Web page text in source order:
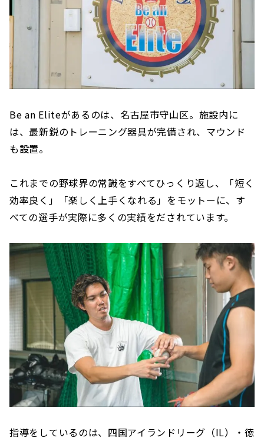
Be an Eliteがあるのは、名古屋市守山区。施設内に
は、最新鋭のトレーニング器具が完備され、マウンド
も設置。
これまでの野球界の常識をすべてひっくり返し、「短く
効率良く」「楽しく上手くなれる」をモットーに、す
べての選手が実際に多くの実績をだされています。
指導をしているのは、四国アイランドリーグ（IL）・徳